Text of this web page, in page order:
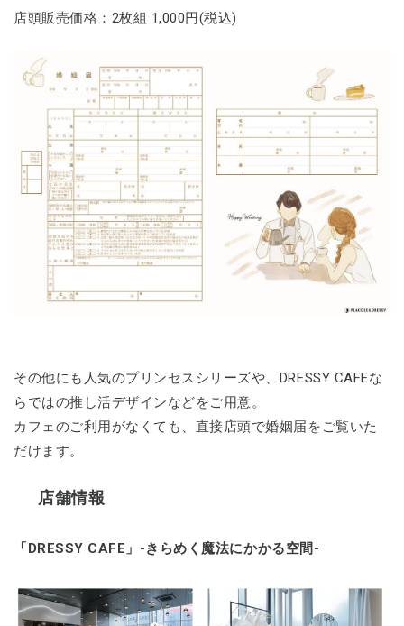
店頭販売価格：2枚組 1,000円(税込)
その他にも人気のプリンセスシリーズや、DRESSY CAFEな
らではの推し活デザインなどをご用意。
カフェのご利用がなくても、直接店頭で婚姻届をご覧いた
だけます。
店舗情報
「DRESSY CAFE」-きらめく魔法にかかる空間-